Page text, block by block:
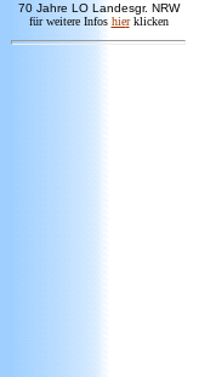
70 Jahre LO Landesgr. NRW
für weitere Infos hier klicken